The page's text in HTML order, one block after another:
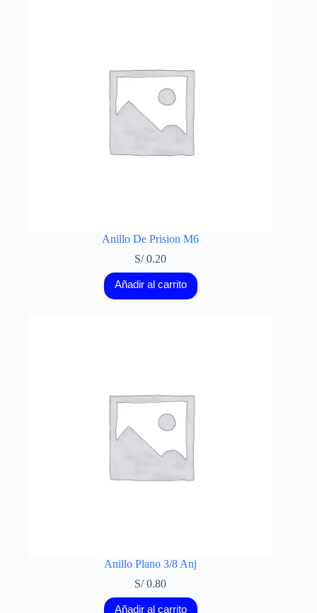
Anillo De Prision M6
S/0.20
Añadir al carrito
Anillo Plano 3/8 Anj
S/0.80
Añadir al carrito